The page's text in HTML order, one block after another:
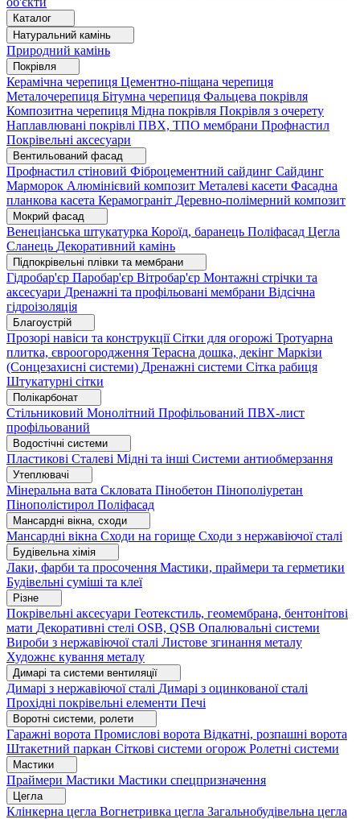
Каталог
Натуральний камінь
Природний камінь
Покрівля
Керамічна черепиця Цементно-піщана черепиця
Металочерепиця Бітумна черепиця Фальцева покрівля
Композитна черепиця Мідна покрівля Покрівля з очерету
Наплавлювані покрівлі ПВХ, ТПО мембрани Профнастил
Покрівельні аксесуари
Вентильований фасад
Профнастил стіновий Фіброцементний сайдинг Сайдинг
Марморок Алюмінієвий композит Металеві касети Фасадна
планкова касета Керамограніт Деревно-полімерний композит
Мокрий фасад
Венеціанська штукатурка Короїд, баранець Поліфасад Цегла
Сланець Декоративний камінь
Підпокрівельні плівки та мембрани
Гідробар'єр Паробар'єр Вітробар'єр Монтажні стрічки та
аксесуари Дренажні та профільовані мембрани Відсічна
гідроізоляція
Благоустрій
Прозорі навіси та конструкціїСітки для огорожі Тротуарна
плитка, євроогородження Терасна дошка, декінг Маркізи
(Сонцезахисні системи) Дренажні системи Сітка рабиця
Штукатурні сітки
Полікарбонат
Стільниковий Монолітний Профільований ПВХ-лист
профільований
Водостічні системи
Пластикові Сталеві Мідні та інші Системи антиобмерзання
Утеплювачі
Мінеральна вата Скловата Пінобетон Пінополіуретан
Пінополістирол Поліфасад
Мансардні вікна, сходи
Мансардні вікна Сходи на горище Сходи з нержавіючої сталі
Будівельна хімія
Лаки, фарби та просочення Мастики, праймери та герметики
Будівельні суміші та клеї
Різне
Покрівельні аксесуари Геотекстиль, геомембрана, бентонітові
мати Декоративні стелі OSB, QSB Опалювальні системи
Вироби з нержавіючої сталі Листове згинання металу
Художнє кування металу
Димарі та системи вентиляції
Димарі з нержавіючої сталі Димарі з оцинкованої сталі
Прохідні покрівельні елементи Печі
Воротні системи, ролети
Гаражні ворота Промислові ворота Відкатні, розпашні ворота
Штакетний паркан Сіткові системи огорож Ролетні системи
Мастики
Праймери Мастики Мастики спецпризначення
Цегла
Клінкерна цегла Вогнетривка цегла Загальнобудівельна цегла